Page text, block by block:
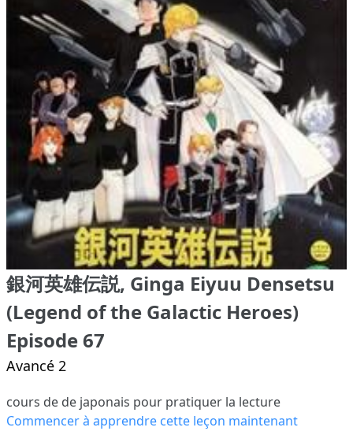
銀河英雄伝説, Ginga Eiyuu Densetsu
(Legend of the Galactic Heroes)
Episode 67
Avancé 2
cours de de japonais pour pratiquer la lecture
Commencer à apprendre cette leçon maintenant